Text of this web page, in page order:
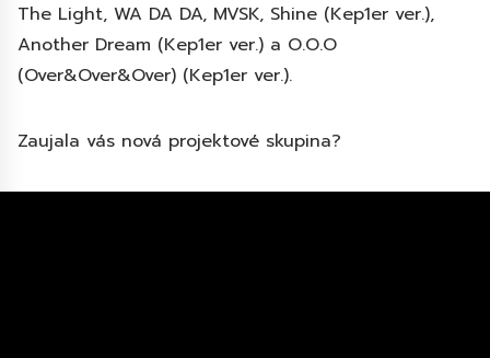
The Light, WA DA DA, MVSK, Shine (Kep1er ver.),
Another Dream (Kep1er ver.) a O.O.O
(Over&Over&Over) (Kep1er ver.).
Zaujala vás nová projektové skupina?